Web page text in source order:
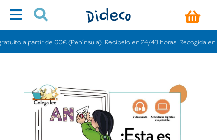
a partir de 60€ (Península). Recíbelo en 24/48 horas. Recogida en